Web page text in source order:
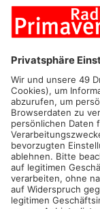
der
Ärger und
Info-Abend, an
erneut die Sorge
ab 2025 mehr als
Antworten und
Informationen
Fragen bleiben
Preissteigerung